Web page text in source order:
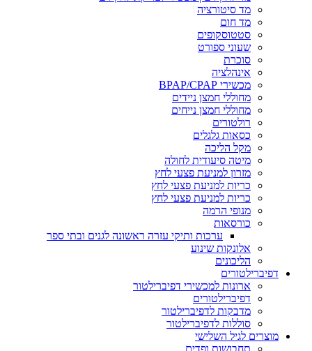
מד סיטורציה
מד חום
סטטוסקופים
שעוני ספורט
סוכרת
אינהלציה
מכשירי BPAP/CPAP
מחוללי חמצן ניידים
מחוללי חמצן נייחים
רולטורים
כסאות גלגלים
מקל הליכה
מיטה סיעודית לחולה
מזרון למניעת פצעי לחץ
כריות למניעת פצעי לחץ
כריות למניעת פצעי לחץ
מנופי הרמה
כורסאות
ערכות ותיקי עזרה ראשונה לגנים ובתי ספר
אלונקות שינוע
הליכונים
דפיברילטורים
ארונות למכשירי דפיברילטור
דפיברילטורים
מדבקות לדפיברילטור
סוללות לדפיברילטור
מוצרים לגיל השלישי